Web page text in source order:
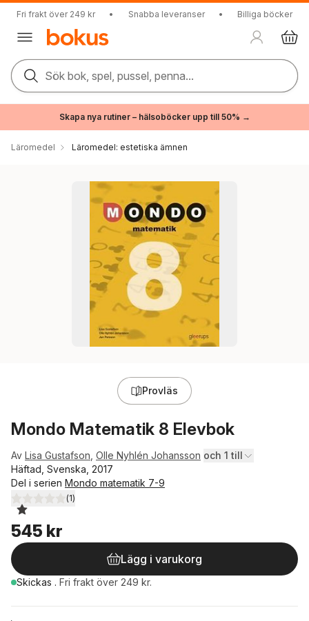
Fri frakt över 249 kr • Snabba leveranser • Billiga böcker
Sök bok, spel, pussel, penna...
Skapa nya rutiner – hälsoböcker upp till 50% →
Läromedel Läromedel: estetiska ämnen
Provläs
Mondo Matematik 8 Elevbok
Av Lisa Gustafson Olle Nyhlén Johansson och 1 till
Häftad, Svenska, 2017
Del i serien Mondo matematik 7-9
1,0utav 5 stjärnor. Totalt antal röster:
(1)
545 kr
Lägg i varukorg
Skickas . Fri frakt över 249 kr.